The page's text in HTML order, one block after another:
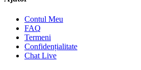
Contul Meu
FAQ
Termeni
Confidențialitate
Chat Live